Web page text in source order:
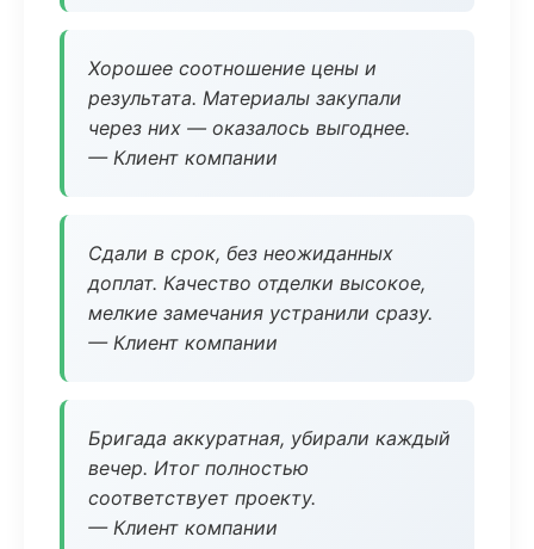
Хорошее соотношение цены и
результата. Материалы закупали
через них — оказалось выгоднее.
— Клиент компании
Сдали в срок, без неожиданных
доплат. Качество отделки высокое,
мелкие замечания устранили сразу.
— Клиент компании
Бригада аккуратная, убирали каждый
вечер. Итог полностью
соответствует проекту.
— Клиент компании